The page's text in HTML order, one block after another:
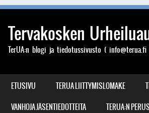
Tervakosken
TerUA:n blogi ja tiedotussivusto (
VALIKKO
SIIRRY SISÄLTÖÖN
ETUSIVU TERUA LIITTYMISLOMAKE
VANHOJA JÄSENTIEDOTTEITA
TERUA:N